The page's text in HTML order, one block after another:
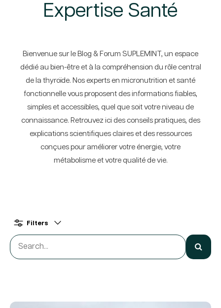
Expertise Santé
Bienvenue sur le Blog & Forum SUPLEMINT, un espace
dédié au bien-être et à la compréhension du rôle central
de la thyroïde. Nos experts en micronutrition et santé
fonctionnelle vous proposent des informations fiables,
simples et accessibles, quel que soit votre niveau de
connaissance. Retrouvez ici des conseils pratiques, des
explications scientifiques claires et des ressources
conçues pour améliorer votre énergie, votre
métabolisme et votre qualité de vie.
Filters